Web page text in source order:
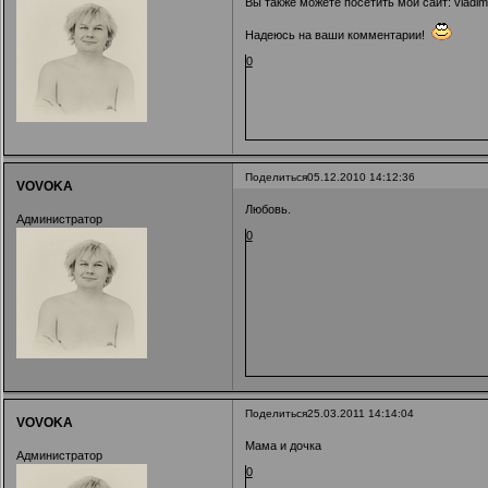
Надеюсь на ваши комментарии!
0
Поделиться05.12.2010 14:12:36
VOVOKA
Администратор
Любовь.
0
Поделиться25.03.2011 14:14:04
VOVOKA
Администратор
Мама и дочка
0